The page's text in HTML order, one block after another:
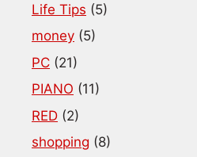
Life Tips (5)
money (5)
PC (21)
PIANO (11)
RED (2)
shopping (8)